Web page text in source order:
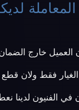
العميل خارج
فقط ولان قطع
في الفنيون لدينا